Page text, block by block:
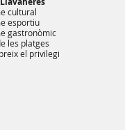
cultural
esportiu
gastronòmic
les platges
el privilegi